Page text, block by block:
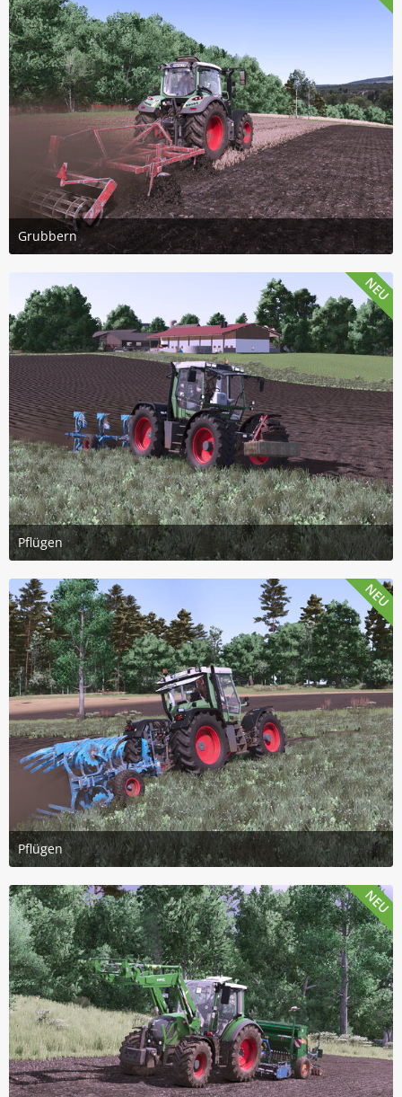
Grubbern
14. Juli 2026 um 15:46
3
Pflügen
14. Juli 2026 um 15:45
3
NEU
Pflügen
14. Juli 2026 um 15:45
2
NEU
NEU